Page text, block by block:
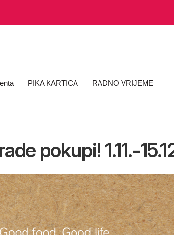
PIKA KARTICA RADNO VRIJEME
pokupi! 1.11.-